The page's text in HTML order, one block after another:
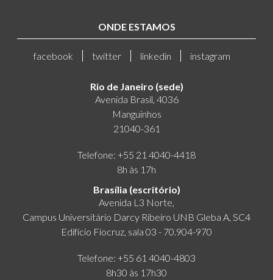
ONDE ESTAMOS
facebook twitter linkedin instagram
Rio de Janeiro (sede)
Avenida Brasil, 4036
Manguinhos
21040-361
Telefone: +55 21 4040-4418
8h às 17h
Brasília (escritório)
Avenida L3 Norte,
Campus Universitário Darcy Ribeiro UNB Gleba A, SC4
Edifício Fiocruz, sala 03 - 70.904-970
Telefone: +55 61 4040-4803
8h30 às 17h30